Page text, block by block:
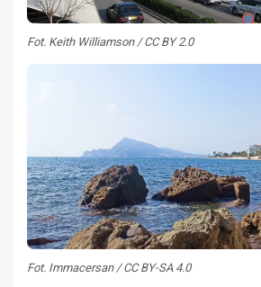
Fot. Keith Williamson / CC BY 2.0
Fot. Immacersan / CC BY-SA 4.0